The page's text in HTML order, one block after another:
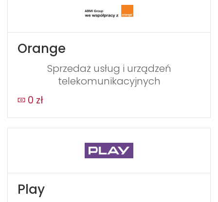
Orange
Sprzedaż usług i urządzeń
telekomunikacyjnych
0 zł
Play